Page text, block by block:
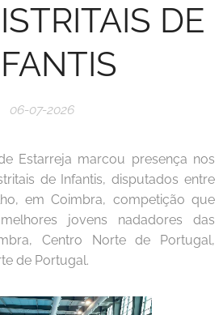
DE
06-07-2026
Estarreja marcou presença nos
de Infantis, disputados entre
em Coimbra, competição que
jovens nadadores das
Centro Norte de Portugal,
de Portugal.